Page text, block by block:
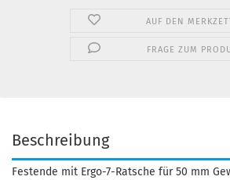
AUF DEN
FRAGE ZUM
Beschreibung
Festende mit Ergo-7-Ratsche für 50 mm